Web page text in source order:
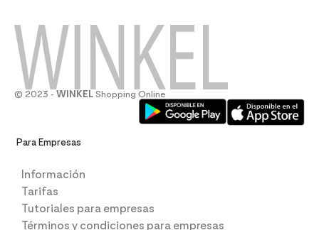
© 2023 - WINKEL Shopping Online
Para Empresas
Información
Tarifas
Tutoriales para empresas
Términos y condiciones para empresas